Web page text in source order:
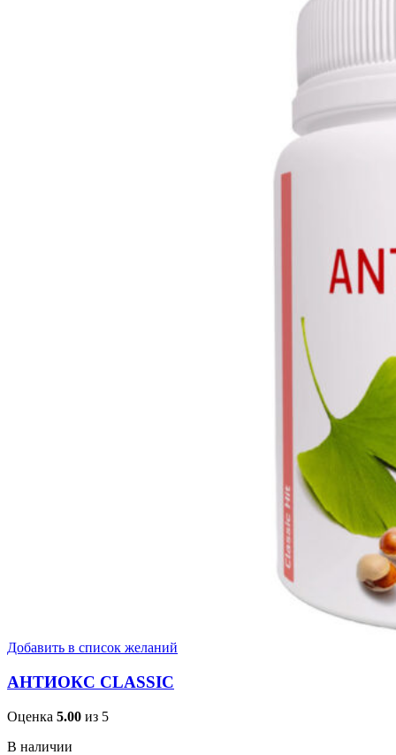
Добавить в список желаний
АНТИОКС CLASSIC
Оценка 5.00 из 5
В наличии